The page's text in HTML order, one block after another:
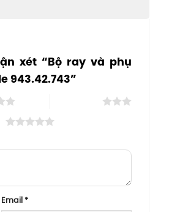
xét “Bộ ray và phụ
943.42.743”
Email*